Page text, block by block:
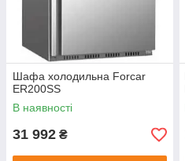
Шафа холодильна Forcar
ER200SS
В наявності
31 992 ₴